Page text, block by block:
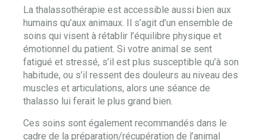
La thalassothérapie est accessible aussi bien aux
humains qu’aux animaux. Il s’agit d’un ensemble de
soins qui visent à rétablir l’équilibre physique et
émotionnel du patient. Si votre animal se sent
fatigué et stressé, s’il est plus susceptible qu’à son
habitude, ou s’il ressent des douleurs au niveau des
muscles et articulations, alors une séance de
thalasso lui ferait le plus grand bien.
Ces soins sont également recommandés dans le
cadre de la préparation/récupération de l’animal